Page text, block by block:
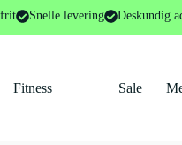
Snelle levering Deskundig
Fitness Sale